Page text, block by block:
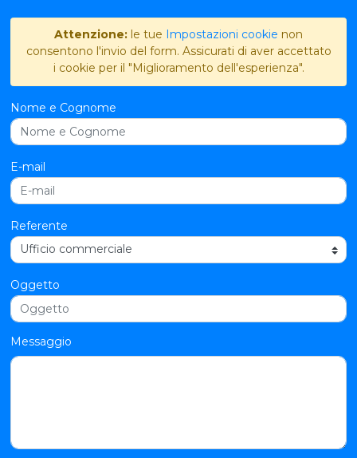
Attenzione: le tue Impostazioni cookie non
consentono l'invio del form. Assicurati di aver accettato
i cookie per il "Miglioramento dell'esperienza".
Nome e Cognome
E-mail
Referente
Oggetto
Messaggio